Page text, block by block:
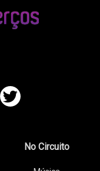
No Circuito